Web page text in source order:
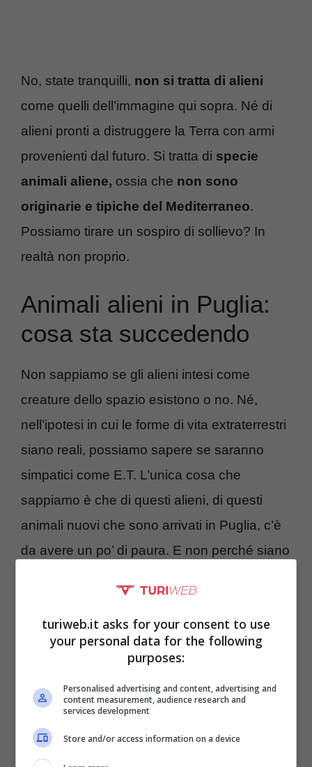
No, state tranquilli, non si tratta di alieni
come quelli dell’immagine qui sopra. Né di
alieni pronti a distruggere la Terra con armi
provenienti dal futuro. Si tratta di specie
animali aliene, ossia che non sono
originarie e tipiche del Mediterraneo.
Possiamo tirare un sospiro di sollievo? In
realtà non proprio.
Animali alieni in Puglia:
cosa sta succedendo
Non sappiamo se gli alieni intesi come
creature dello spazio esistono o no. Né,
nell’ipotesi in cui le forme di vita extraterrestri
siano reali, possiamo sapere se saranno
simpatici come E.T. L’unica cosa che
sappiamo è che di questi alieni, di questi
animali nuovi che sono arrivati in Puglia, c’è
da avere un po’ di paura. E non perché siano
ecosistemi e rischia di distruggere degli
equilibri biologici
turiweb.it asks for your consent to use
your personal data for the following
purposes:
Personalised advertising and content, advertising and
content measurement, audience research and
services development
Store and/or access information on a device